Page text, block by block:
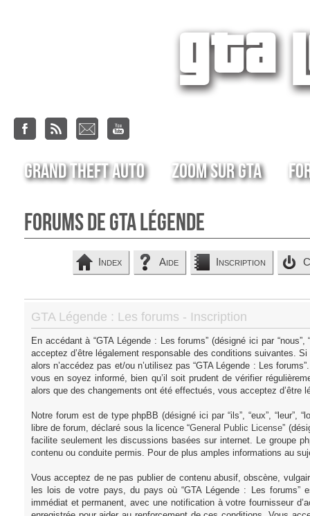
Grand Theft Auto Zoom sur GTA
Forums de GTA Légende
Index Aide Inscription
GTA Légende : Les forums - Inscription
En accédant à “GTA Légende : Les forums” (désigné ici par
acceptez d’être légalement responsable des conditions suivantes.
alors n’accédez pas et/ou n’utilisez pas “GTA Légende : Les
vous en soyez informé, bien qu’il soit prudent de vérifier
alors que des changements ont été effectués, vous acceptez
Notre forum est de type phpBB (désigné ici par “ils”, “eux”, “leur”,
libre de forum, déclaré sous la licence “General Public License”
facilite seulement les discussions basées sur internet. Le groupe
contenu ou conduite permis. Pour de plus amples informations au
Vous acceptez de ne pas publier de contenu abusif, obscène,
les lois de votre pays, du pays où “GTA Légende : Les
immédiat et permanent, avec une notification à votre fournisseur